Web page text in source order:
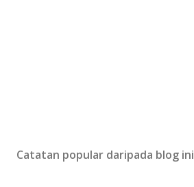
Catatan popular daripada blog ini